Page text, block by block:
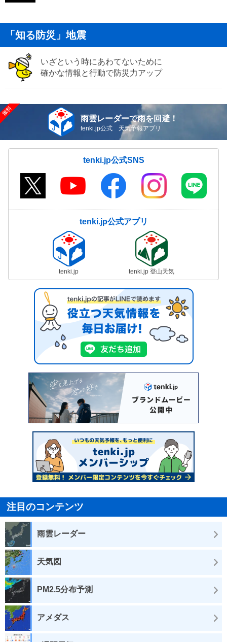
「知る防災」地震
いざという時にあわてないために
確かな情報と行動で防災力アップ
雨雲レーダーで雨を回避！
tenki.jp公式 天気予報アプリ
tenki.jp公式SNS
tenki.jp公式アプリ
tenki.jp tenki.jp 登山天気
注目のコンテンツ
雨雲レーダー
天気図
PM2.5分布予測
アメダス